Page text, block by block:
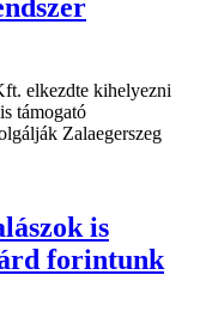
elkezdte kihelyezni
támogató
Zalaegerszeg
is
forintunk